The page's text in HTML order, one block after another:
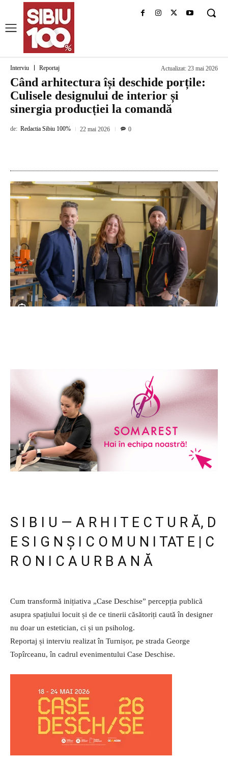
Interviu Reportaj Actualizat: 23 mai 2026
Când arhitectura își deschide porțile:
Culisele designului de interior și
sinergia producției la comandă
de: Redactia Sibiu 100% 22 mai 2026 0
S I B I U — A R H I T E C T U R Ă, D
E S I G N Ș I C O M U N I TAT E
C
R O N I C A U R B A N Ă
Cum transformă inițiativa „Case Deschise” percepția publică
asupra spațiului locuit și de ce tinerii căsătoriți caută în designer
nu doar un estetician, ci și un psiholog.
Reportaj și interviu realizat în Turnișor, pe strada George
Topîrceanu, în cadrul evenimentului Case Deschise.